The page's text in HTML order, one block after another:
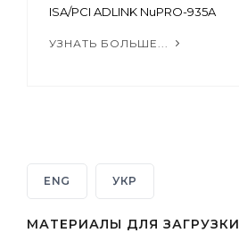
ISA/PCI ADLINK NuPRO-935A
УЗНАТЬ БОЛЬШЕ...
ENG УКР
МАТЕРИАЛЫ ДЛЯ ЗАГРУЗКИ